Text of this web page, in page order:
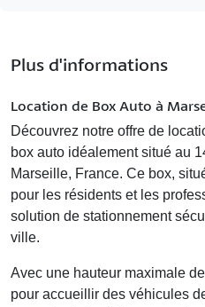
Plus d'informations
Location de Box Auto à
Découvrez notre offre de
box auto idéalement situé au
Marseille, France. Ce box,
pour les résidents et les
solution de stationnement
ville.
Avec une hauteur maximale
pour accueillir des véhicules